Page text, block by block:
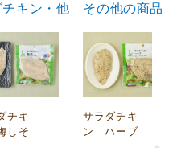
チキン・他 その他の商品
チキ
しそ
サラダチキ
ン ハーブ